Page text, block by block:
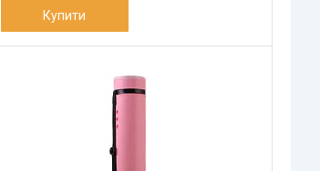
Купити